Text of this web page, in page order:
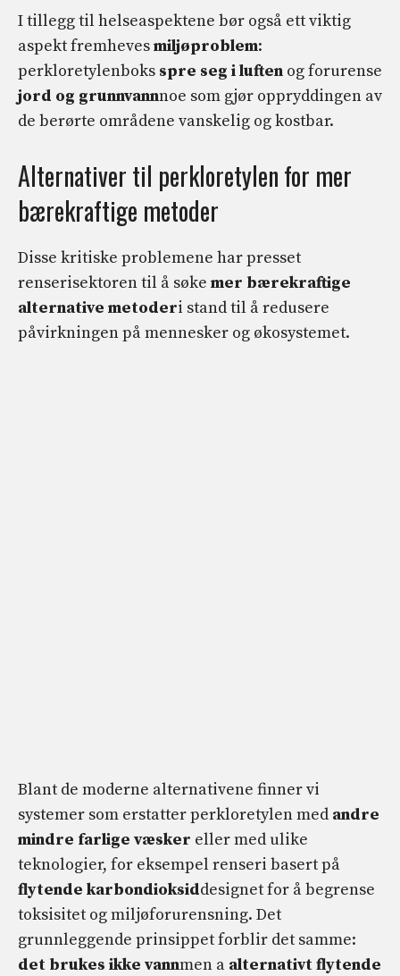
I tillegg til helseaspektene bør også ett viktig
aspekt fremhevesmiljøproblem:
perkloretylenboks spre seg i luften og forurense
jord og grunnvannnoe som gjør oppryddingen av
de berørte områdene vanskelig og kostbar.
Alternativer til perkloretylen for mer
bærekraftige metoder
Disse kritiske problemene har presset
renserisektoren til å søke mer bærekraftige
alternative metoderi stand til å redusere
påvirkningen på mennesker og økosystemet.
Blant de moderne alternativene finner vi
systemer som erstatter perkloretylen med andre
mindre farlige væsker eller med ulike
teknologier, for eksempel renseri basert på
flytende karbondioksiddesignet for å begrense
toksisitet og miljøforurensning. Det
grunnleggende prinsippet forblir det samme:
det brukes ikke vannmen a alternativt flytende